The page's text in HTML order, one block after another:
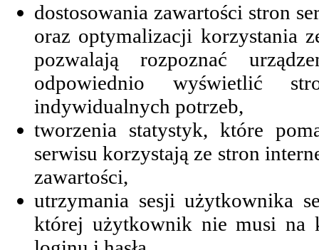
dostosowania zawartości stron
oraz optymalizacji korzystania
pozwalają rozpoznać
odpowiednio wyświetlić
indywidualnych potrzeb,
tworzenia statystyk, które
serwisu korzystają ze stron
zawartości,
utrzymania sesji użytkownika
której użytkownik nie musi na